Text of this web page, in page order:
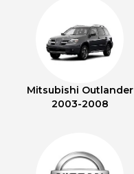
Mitsubishi Outlander
2003-2008